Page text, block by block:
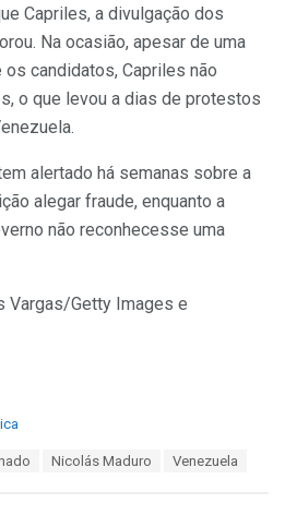
Capriles, a divulgação dos
Na ocasião, apesar de uma
candidatos, Capriles não
o que levou a dias de protestos
alertado há semanas sobre a
alegar fraude, enquanto a
não reconhecesse uma
Vargas/Getty Images e
Nicolás Maduro Venezuela